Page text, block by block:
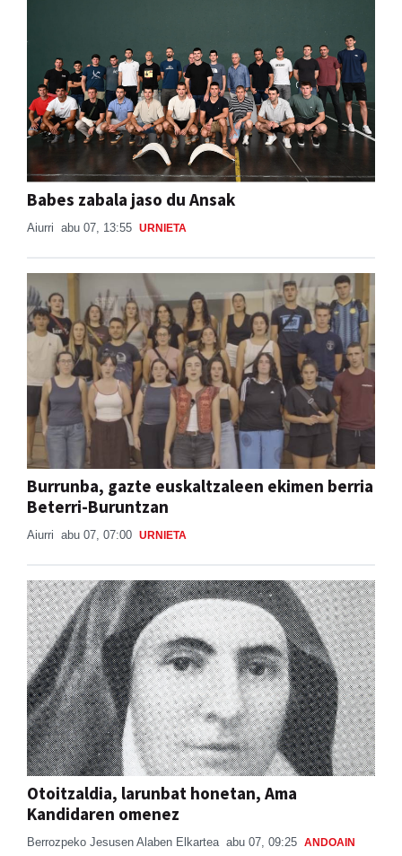
Babes zabala jaso du Ansak
Aiurri abu 07, 13:55 URNIETA
Burrunba, gazte euskaltzaleen ekimen berria
Beterri-Buruntzan
Aiurri abu 07, 07:00 URNIETA
Otoitzaldia, larunbat honetan, Ama
Kandidaren omenez
Berrozpeko Jesusen Alaben Elkartea abu 07, 09:25 ANDOAIN